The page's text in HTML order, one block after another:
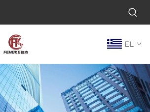
EL